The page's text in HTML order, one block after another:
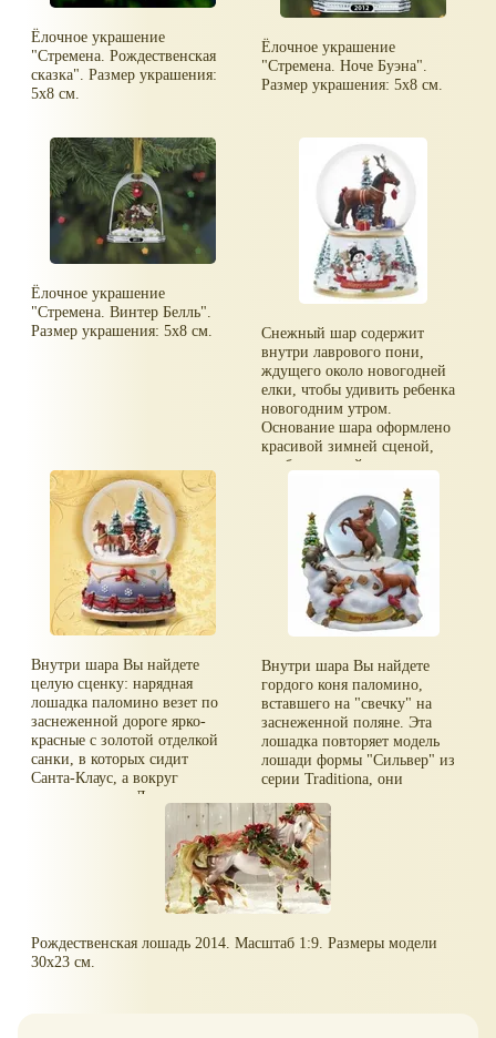
Ёлочное украшение
"Стремена. Рождественская
сказка". Размер украшения:
5х8 см.
Ёлочное украшение
"Стремена. Ноче Буэна".
Размер украшения: 5х8 см.
Ёлочное украшение
"Стремена. Винтер Белль".
Размер украшения: 5х8 см.
Снежный шар содержит
внутри лаврового пони,
ждущего около новогодней
елки, чтобы удивить ребенка
новогодним утром.
Основание шара оформлено
красивой зимней сценой,
изображающей снеговика и
музыкальный шар играет
мелодию "Мы желаем вам
счастливого Рождества".
Размер: 3,5 дюйма в
диаметре.
Внутри шара Вы найдете
целую сценку: нарядная
лошадка паломино везет по
заснеженной дороге ярко-
красные с золотой отделкой
санки, в которых сидит
Санта-Клаус, а вокруг
пушистые ели. Дополняют
композицию веселый пес и
сопровождающие Санту. Шар
играет традиционную
рождественскую мелодию
Jingle Bells, а если его
Высота шара - 4.75", диаметр
подставки 3.5" (в дюймах).
Внутри шара Вы найдете
гордого коня паломино,
вставшего на "свечку" на
заснеженной поляне. Эта
лошадка повторяет модель
лошади формы "Сильвер" из
серии Traditiona, они
и цветом. Дополняют
композицию лесные звери -
лисица, енот и два зайца,
вышедшие навстречу коню и
новогодние елочки. Шар
играет традиционную
Silent Night, а если его
Рождественская лошадь 2014. Масштаб 1:9. Размеры модели
30х23 см.